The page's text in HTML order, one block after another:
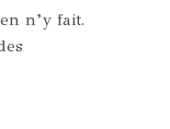
n’y fait.